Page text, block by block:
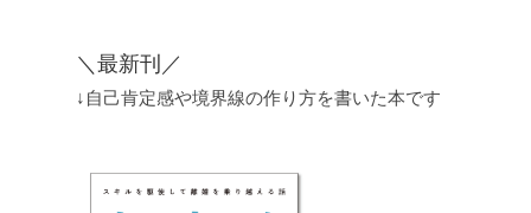
＼最新刊／
↓自己肯定感や境界線の作り方を書いた本です